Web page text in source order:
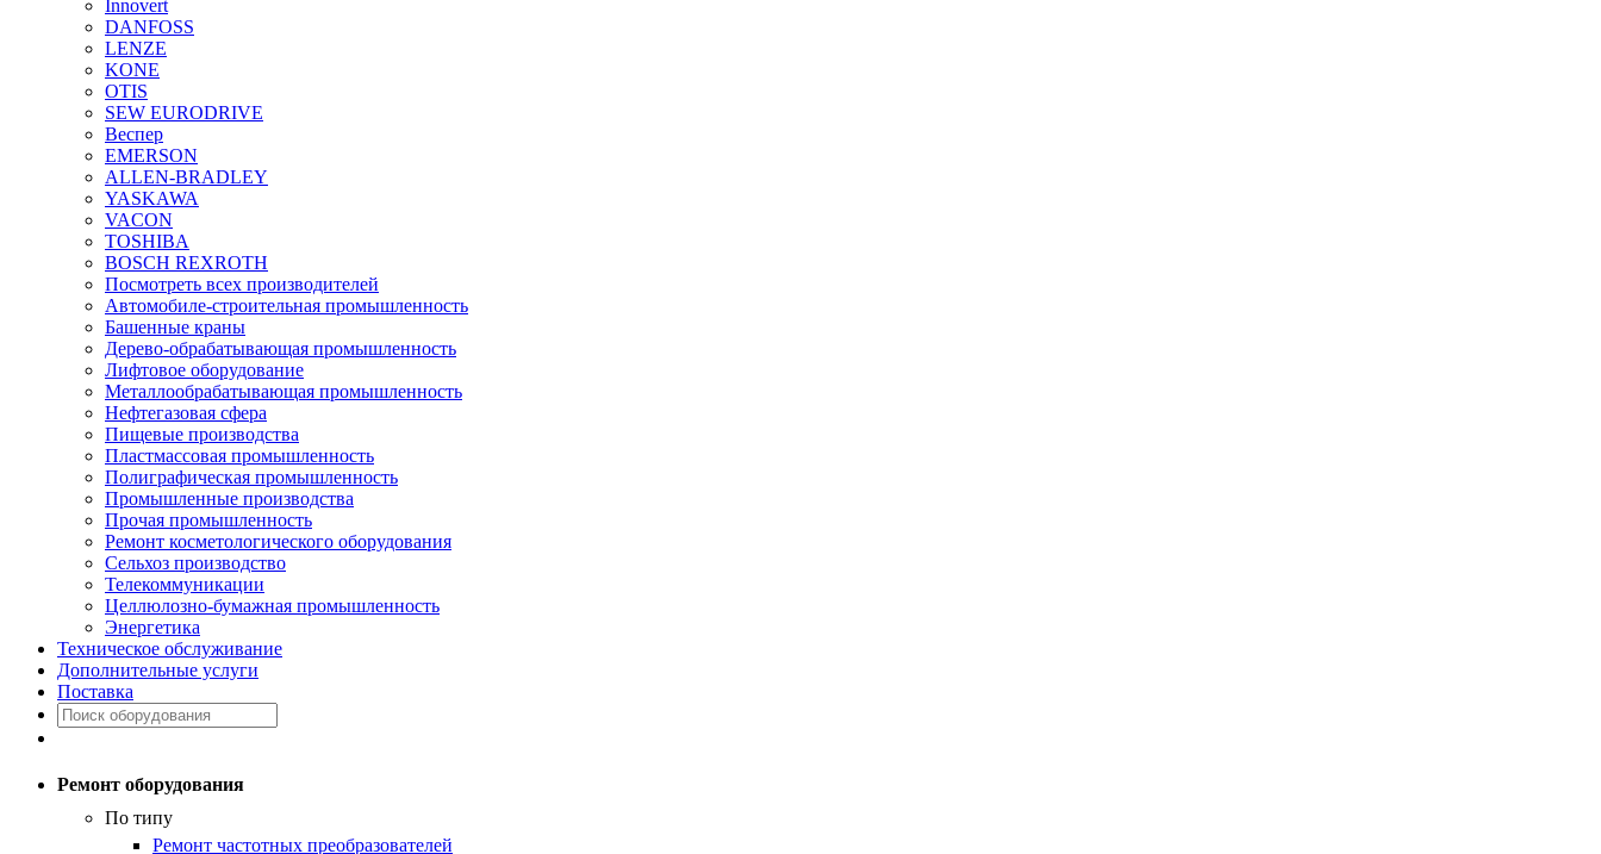
Innovert
DANFOSS
LENZE
KONE
OTIS
SEW EURODRIVE
Веспер
EMERSON
ALLEN-BRADLEY
YASKAWA
VACON
TOSHIBA
BOSCH REXROTH
Посмотреть всех производителей
Автомобиле-строительная промышленность
Башенные краны
Дерево-обрабатывающая промышленность
Лифтовое оборудование
Металлообрабатывающая промышленность
Нефтегазовая сфера
Пищевые производства
Пластмассовая промышленность
Полиграфическая промышленность
Промышленные производства
Прочая промышленность
Ремонт косметологического оборудования
Сельхоз производство
Телекоммуникации
Целлюлозно-бумажная промышленность
Энергетика
Техническое обслуживание
Дополнительные услуги
Поставка
Ремонт оборудования
По типу
Ремонт частотных преобразователей